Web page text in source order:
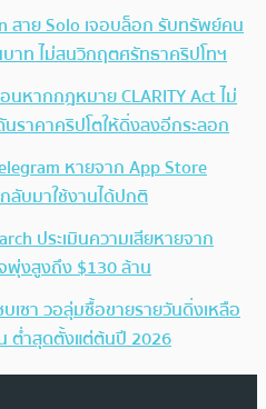
สาย Solo เจอบล็อก รับทรัพย์คน
บาท ไม่สนวิกฤตศรัทธาคริปโทฯ
นหากกฎหมาย CLARITY Act ไม่
ราคาคริปโตให้ดิ่งลงอีกระลอก
หายจาก App Store
ลับมาใช้งานได้ปกติ
ประเมินความเสียหายจาก
พุ่งสูงถึง $130 ล้าน
เซา วอลุ่มซื้อขายรายวันดิ่งเหลือ
ต่ำสุดตั้งแต่ต้นปี 2026